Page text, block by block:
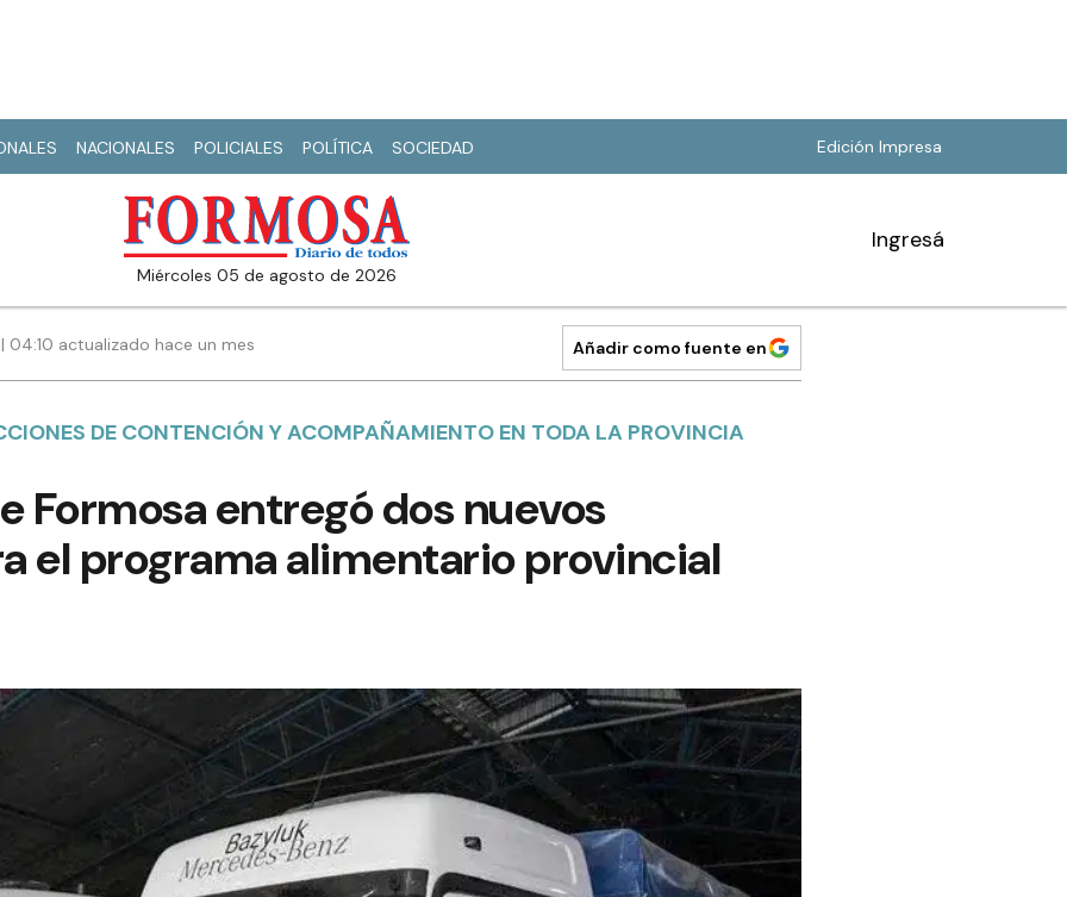
NACIONALES POLICIALES POLÍTICA SOCIEDAD Edición Impresa
miércoles 05 de agosto de 2026
Ingresá
04:10 actualizado hace un mes Añadir como fuente en
DE CONTENCIÓN Y ACOMPAÑAMIENTO EN TODA LA PROVINCIA
Formosa entregó dos nuevos
el programa alimentario provincial